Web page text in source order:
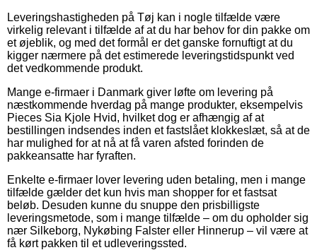
Leveringshastigheden på Tøj kan i nogle tilfælde være
virkelig relevant i tilfælde af at du har behov for din pakke om
et øjeblik, og med det formål er det ganske fornuftigt at du
kigger nærmere på det estimerede leveringstidspunkt ved
det vedkommende produkt.
Mange e-firmaer i Danmark giver løfte om levering på
næstkommende hverdag på mange produkter, eksempelvis
Pieces Sia Kjole Hvid, hvilket dog er afhængig af at
bestillingen indsendes inden et fastslået klokkeslæt, så at de
har mulighed for at nå at få varen afsted forinden de
pakkeansatte har fyraften.
Enkelte e-firmaer lover levering uden betaling, men i mange
tilfælde gælder det kun hvis man shopper for et fastsat
beløb. Desuden kunne du snuppe den prisbilligste
leveringsmetode, som i mange tilfælde – om du opholder sig
nær Silkeborg, Nykøbing Falster eller Hinnerup – vil være at
få kørt pakken til et udleveringssted.